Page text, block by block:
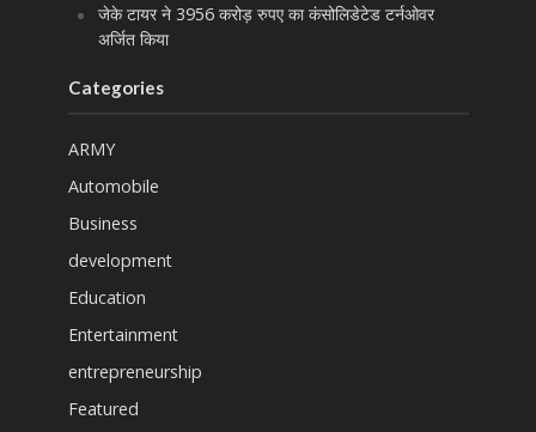
जेके टायर ने 3956 करोड़ रुपए का कंसोलिडेटेड टर्नओवर
अर्जित किया
Categories
ARMY
Automobile
Business
development
Education
Entertainment
entrepreneurship
Featured